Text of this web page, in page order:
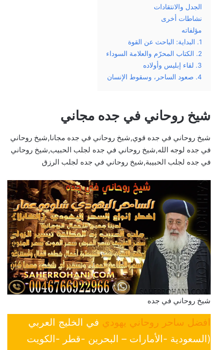
الجدل والانتقادات
نشاطات أخرى
مؤلفاته
1. البداية: الباحث عن القوة
2. الكتاب المحرّم والعلامة السوداء
3. لقاء إبليس وأولاده
4. صعود الساحر، وسقوط الإنسان
شيخ روحاني في جده مجاني
شيخ روحاني في جده قوي,شيخ روحاني في جده مجانا,شيخ روحاني
في جده لوجه الله,شيخ روحاني في جده لجلب الحبيب,شيخ روحاني
في جده لجلب الحبيبة,شيخ روحاني في جده لجلب الرزق
شيخ روحاني في جده
افضل ساحر روحاني يهودي في الخليج العربي
(السعودية -الأمارات – البحرين -قطر -الكويت